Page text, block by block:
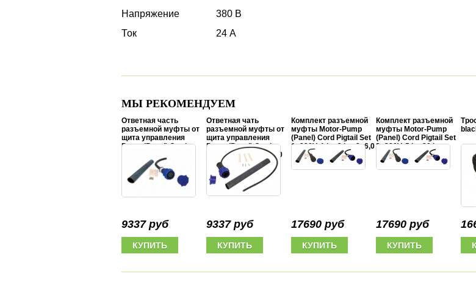
Напряжение
380 В
Ток
24 А
МЫ РЕКОМЕНДУЕМ
Ответная часть
разъемной муфты от
щита управления
Pump (Panel) Cord
hp, 3x6,0 mm2
9337 руб
Ответная чать
разъемной муфты от
щита управления
Pump (Panel) Cord
Pigtai 3x380V, 5 hp-20
hp, 4x6,0 mm2
9337 руб
Комплект разъемной
муфты Motor-Pump
(Panel) Cord Pigtail Set
1x220V, 1 hp-3 hp, 3x6,0
mm2
17690 руб
Комплект разъемной
муфты Motor-Pump
(Panel) Cord Pigtail Set
3x380V, 5 hp-20 hp,
4x6,0 mm2
17690 руб